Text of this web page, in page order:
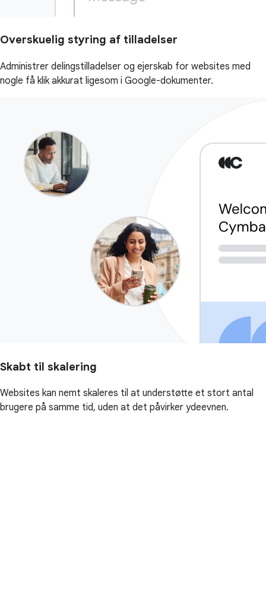
Overskuelig styring af tilladelser
Administrer delingstilladelser og ejerskab for websites med
nogle få klik akkurat ligesom i Google-dokumenter.
Skabt til skalering
Websites kan nemt skaleres til at understøtte et stort antal
brugere på samme tid, uden at det påvirker ydeevnen.